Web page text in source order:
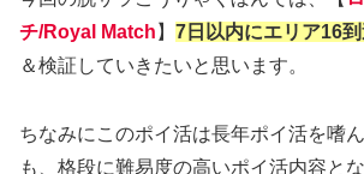
チ/Royal Match 】 7日以内にエリア16到
＆検証していきたいと思います。
ちなみにこのポイ活は長年ポイ活を嗜
も、格段に難易度の高いポイ活内容と